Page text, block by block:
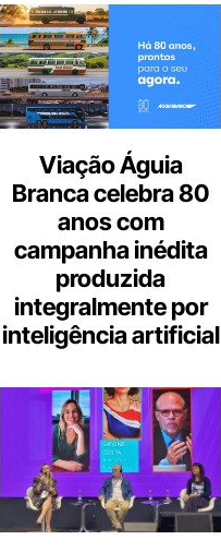
Viação Águia
Branca celebra 80
anos com
campanha inédita
produzida
integralmente por
inteligência artificial